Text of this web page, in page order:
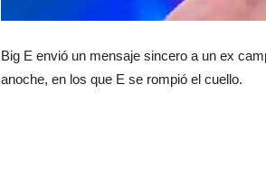
Big E envió un mensaje sincero a un ex
anoche, en los que E se rompió el cuello.